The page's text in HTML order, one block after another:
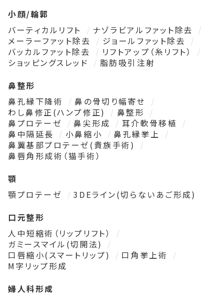
小顔/輪郭
バーティカルリフト
ナゾラビアルファット除去
メーラーファット除去
ジョールファット除去
バッカルファット除去
リフトアップ（糸リフト）
ショッピングスレッド
脂肪吸引注射
鼻整形
鼻孔縁下降術
鼻の骨切り幅寄せ
わし鼻修正(ハンプ修正)
鼻整形
鼻プロテーゼ
鼻尖形成
耳介軟骨移植
鼻中隔延長
小鼻縮小
鼻孔縁挙上
鼻翼基部プロテーゼ(貴族手術)
鼻唇角形成術（猫手術）
顎
顎プロテーゼ
3DEライン(切らないあご形成)
口元整形
人中短縮術（リップリフト）
ガミースマイル(切開法)
口唇縮小(スマートリップ)
口角挙上術
M字リップ形成
婦人科形成